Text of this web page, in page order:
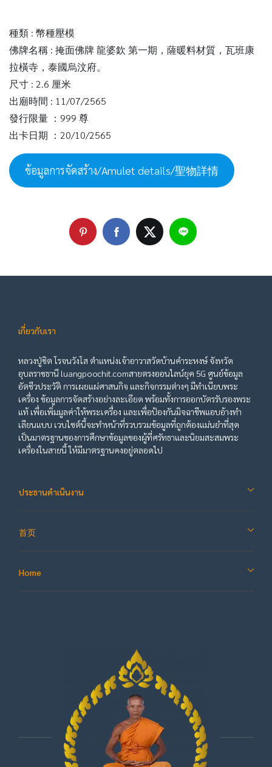
種類 : 幣種壓模
佛牌名稱 : 掩面佛牌 龍婆欽 第一期，薩暖料材質，瓦班康
拉橫寺，泰國烏汶府。
尺寸 : 2.6 厘米
出廟時間 : 11/07/2565
發行限量 ：999 尊
出卡日期 ：20/10/2565
ข้อมูลการจัดสร้าง/Amulet details/聖物詳情
เกี่ยวกับเรา
หลวงปู่ชิต โรจนวังโส ตำแหน่งเจ้าอาวาสวัดบ้านคำระหงษ์ จังหวัด
อุบลราชธานี luangpoochit.comสายตรงออนไลน์ยุค 5G ศูนย์ข้อมูล
อัตชีวประวัติ การเผยแผ่ศาสนกิจ และกิจกรรมต่างๆ มีทำเนียบพระ
เครื่อง ข้อมูลการจัดสร้างอย่างละเอียด พร้อมทั้งการออกบัตรรับรองพระ
แท้ เพื่อเพิ่มมูลค่าให้พระเครื่อง และเพื่อป้องกันมิจฉาชีพแอบอ้างทำ
เลียนแบบ เวบไซต์นี้จะทำหน้าที่รวบรวมข้อมูลที่ถูกต้องแม่นยำที่สุด
เป็นมาตรฐานของการศึกษาข้อมูลของผู้ที่ศรัทธาและนิยมสะสมพระ
เครื่องในสายนี้ ให้มีมาตรฐานคงอยู่ตลอดไป
ประธานดำเนินงาน
首页
Home